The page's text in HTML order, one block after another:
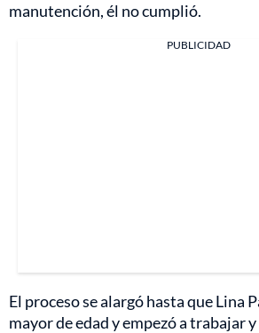
manutención, él no cumplió.
PUBLICIDAD
El proceso se alargó hasta que Lina
mayor de edad y empezó a trabajar